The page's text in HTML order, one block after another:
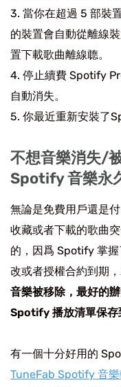
3. 當你在超過 5 部裝
的裝置會自動從離線
置下載歌曲離線聼。
4. 停止續費 Spotify
自動消失。
5. 你最近重新安裝了
不想音樂消失/
Spotify 音樂永
無論是免費用戶還是
收藏或者下載的歌曲
的，因爲 Spotify 掌
改或者授權合約到期
音樂被移除，最好的
Spotify 播放清單保存
有一個十分好用的
TuneFab Spotify 音